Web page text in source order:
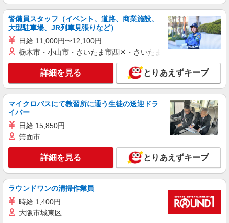
＼健康的に働こう／利用者さんと一緒に体操や
時給1500円〜2125円 ＜日払い有/週払い有/交
日光市内
キープ 詳細を見る
派遣社員
株式会社kotrio /●UT-H-2067135
日光市≫家庭的でこぢんまりしたグルホ＊家事
時給1500円〜2125円 ＜日払い有/週払い有/交
通費全支給(ガソリン代含む)＞
日光市内
キープ 詳細を見る
派遣社員
株式会社ブレイブ（マイナビグループ）/MD09
警備員スタッフ（イベント、道路、商業施設、
大型駐車場、JR列車見張りなど）
日給 11,000円〜12,100円
栃木市・小山市・さいたま市西区・さいたま市岩槻区・久喜市・
詳細を見る とりあえずキープ
マイクロバスにて教習所に通う生徒の送迎ドラ
イバー
日給 15,850円
箕面市
詳細を見る とりあえずキープ
ラウンドワンの清掃作業員
時給 1,400円
大阪市城東区